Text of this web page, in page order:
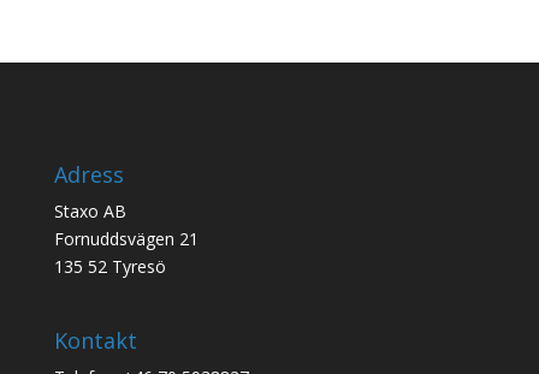
Adress
Staxo AB
Fornuddsvägen 21
135 52 Tyresö
Kontakt